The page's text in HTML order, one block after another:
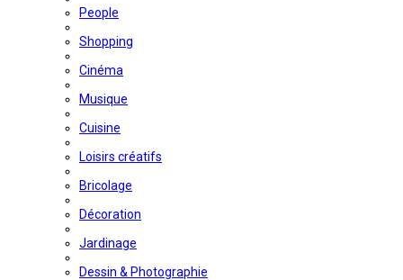
People
Shopping
Cinéma
Musique
Cuisine
Loisirs créatifs
Bricolage
Décoration
Jardinage
Dessin & Photographie